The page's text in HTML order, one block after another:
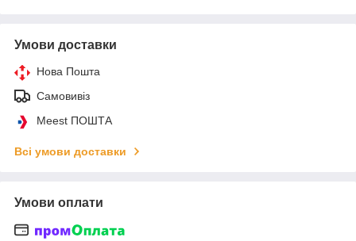
Умови доставки
Нова Пошта
Самовивіз
Meest ПОШТА
Всі умови доставки
Умови оплати